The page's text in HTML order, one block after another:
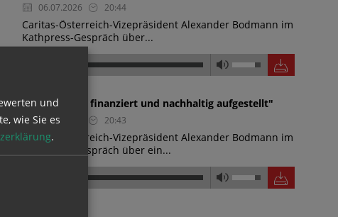
06.07.2026 20:44
Caritas-Österreich-Vizepräsident Alexander Bodmann im
Kathpress-Gespräch über...
"Wasserwerk finanziert und nachhaltig aufgestellt"
06.07.2026 20:43
Caritas-Österreich-Vizepräsident Alexander Bodmann im
Kathpress-Gespräch über ein...
und
wie Sie es
.